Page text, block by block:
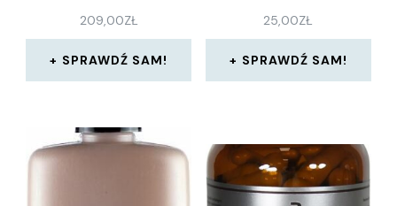
209,00ZŁ
SPRAWDŹ SAM!
25,00ZŁ
SPRAWDŹ SAM!